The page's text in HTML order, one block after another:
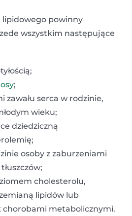
lipidowego powinny
wszystkim następujące
;
zawału serca w rodzinie,
wieku;
dziedziczną
osoby z zaburzeniami
cholesterolu,
lipidów lub
chorobami metabolicznymi.